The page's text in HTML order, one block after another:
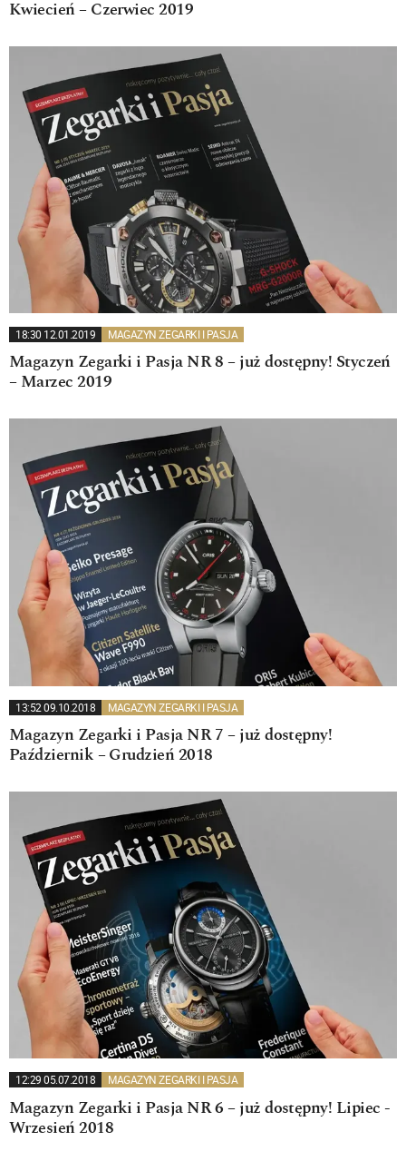
Kwiecień – Czerwiec 2019
18:30 12.01.2019 MAGAZYN ZEGARKI I PASJA
Magazyn Zegarki i Pasja NR 8 – już dostępny! Styczeń
– Marzec 2019
13:52 09.10.2018 MAGAZYN ZEGARKI I PASJA
Magazyn Zegarki i Pasja NR 7 – już dostępny!
Październik – Grudzień 2018
12:29 05.07.2018 MAGAZYN ZEGARKI I PASJA
Magazyn Zegarki i Pasja NR 6 – już dostępny! Lipiec -
Wrzesień 2018